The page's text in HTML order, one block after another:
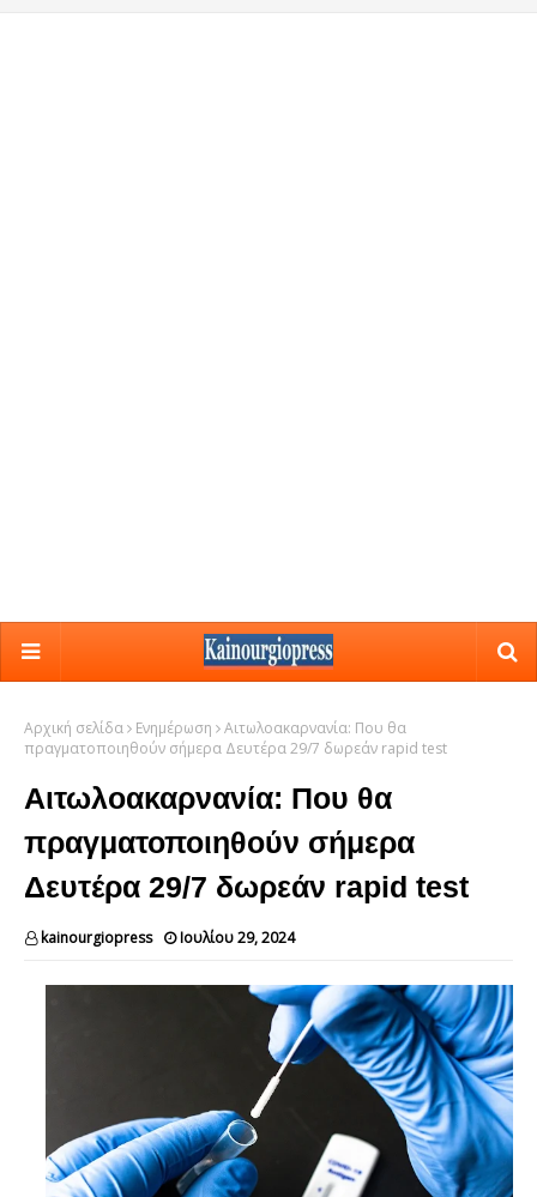
Αρχική σελίδα Ενημέρωση
Αιτωλοακαρνανία: Που θα
πραγματοποιηθούν σήμερα Δευτέρα 29/7 δωρεάν rapid test
Αιτωλοακαρνανία: Που θα
πραγματοποιηθούν σήμερα
Δευτέρα 29/7 δωρεάν rapid test
kainourgiopress Ιουλίου 29, 2024